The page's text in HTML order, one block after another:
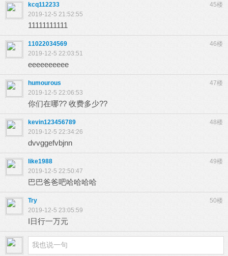
45楼
kcq112233
2019-12-5 21:52:55
11111111111
46楼
11022034569
2019-12-5 22:03:51
eeeeeeeeee
47楼
humourous
2019-12-5 22:06:53
你们在哪?? 收费多少??
48楼
kevin123456789
2019-12-5 22:34:26
dvvggefvbjnn
49楼
like1988
2019-12-5 22:50:47
巴巴爸爸吧哈哈哈哈
50楼
Try
2019-12-5 23:05:59
I日行一万元